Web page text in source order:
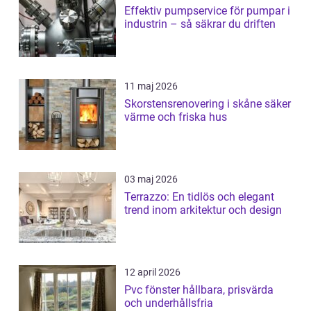
Effektiv pumpservice för pumpar i
industrin – så säkrar du driften
11 maj 2026
Skorstensrenovering i skåne säker
värme och friska hus
03 maj 2026
Terrazzo: En tidlös och elegant
trend inom arkitektur och design
12 april 2026
Pvc fönster hållbara, prisvärda
och underhållsfria